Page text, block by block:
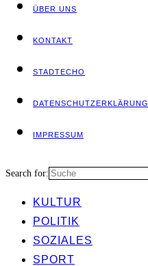
ÜBER UNS
KON­TAKT
STADT­ECHO
DATEN­SCHUTZ­ER­KLÄ­RUNG
IMPRES­SUM
Search for:
KUL­TUR
POLI­TIK
SOZIA­LES
SPORT